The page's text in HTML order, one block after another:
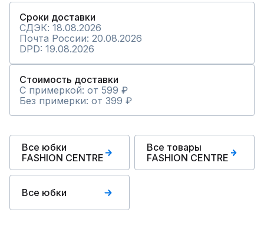
Сроки доставки
СДЭК: 18.08.2026
Почта России: 20.08.2026
DPD: 19.08.2026
Стоимость доставки
С примеркой: от 599 ₽
Без примерки: от 399 ₽
Все юбки
FASHION CENTRE
Все товары
FASHION CENTRE
Все юбки